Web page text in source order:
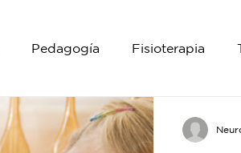
Pedagogía Fisioterapia
Neuropsicología